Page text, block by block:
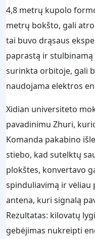
4,8 metrų kupolo
metrų bokšto, gali
tai buvo drąsaus
paprastą ir stulbinamą
surinkta orbitoje, gali
naudojama elektros
Xidian universiteto
pavadinimu Zhuri,
Komanda pakabino
stiebo, kad sutelktų
plokštes, konvertavo
spinduliavimą ir vėliau
antena, kuri signalą
Rezultatas: kilovatų
gebėjimas nukreipti